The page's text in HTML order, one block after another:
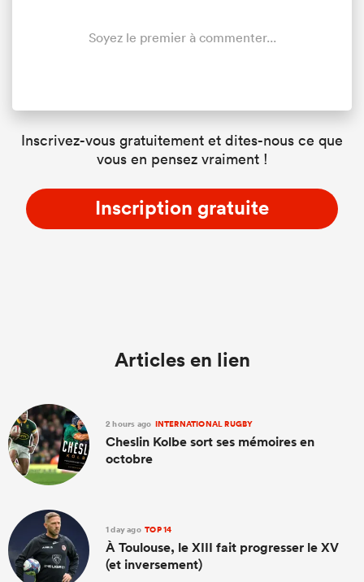
Soyez le premier à commenter...
Inscrivez-vous gratuitement et dites-nous ce que
vous en pensez vraiment !
Inscription gratuite
Articles en lien
2 hours ago INTERNATIONAL RUGBY
Cheslin Kolbe sort ses mémoires en
octobre
1 day ago TOP 14
À Toulouse, le XIII fait progresser le XV
(et inversement)